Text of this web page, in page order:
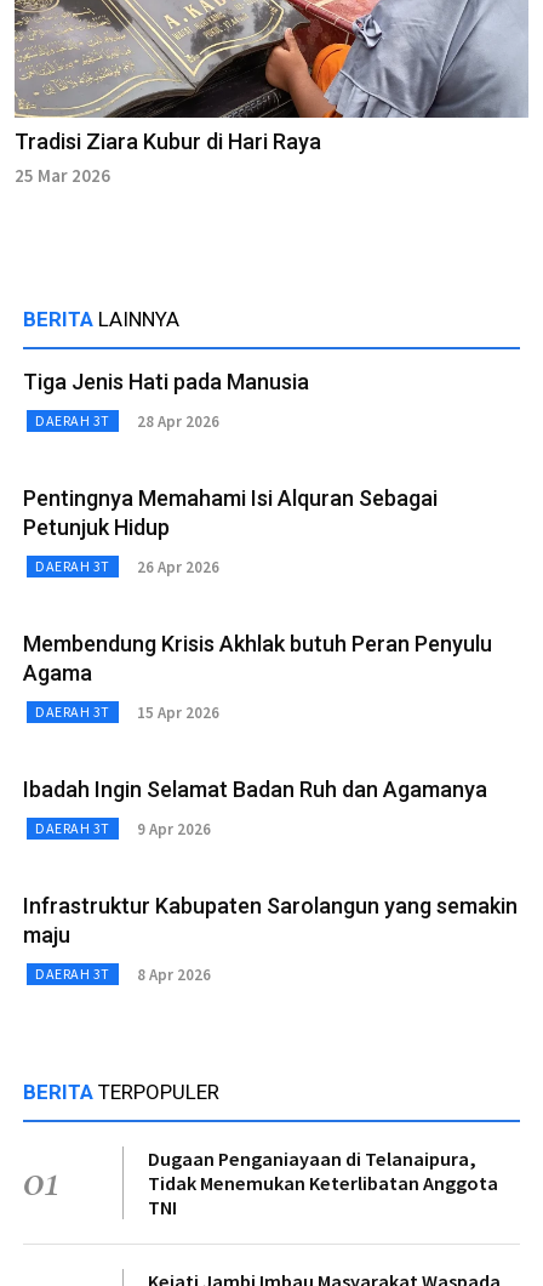
Tradisi Ziara Kubur di Hari Raya
25 Mar 2026
BERITA LAINNYA
Tiga Jenis Hati pada Manusia
DAERAH 3T 28 Apr 2026
Pentingnya Memahami Isi Alquran Sebagai
Petunjuk Hidup
DAERAH 3T 26 Apr 2026
Membendung Krisis Akhlak butuh Peran Penyulu
Agama
DAERAH 3T 15 Apr 2026
Ibadah Ingin Selamat Badan Ruh dan Agamanya
DAERAH 3T 9 Apr 2026
Infrastruktur Kabupaten Sarolangun yang semakin
maju
DAERAH 3T 8 Apr 2026
BERITA TERPOPULER
01
Dugaan Penganiayaan di Telanaipura,
Tidak Menemukan Keterlibatan Anggota
TNI